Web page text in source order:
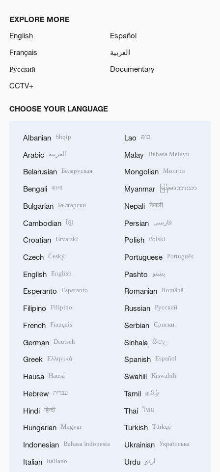
EXPLORE MORE
English
Español
Français
العربية
Русский
Documentary
CCTV+
CHOOSE YOUR LANGUAGE
Albanian Shqip
Arabic العربية
Belarusian Беларуская
Bengali বাংলা
Bulgarian Български
Cambodian ខ្មែរ
Croatian Hrvatski
Czech Český
English English
Esperanto Esperanto
Filipino Filipino
French Français
German Deutsch
Greek Ελληνικά
Hausa Hausa
Hebrew עברית
Hindi हिन्दी
Hungarian Magyar
Indonesian Bahasa Indonesia
Italian Italiano
Lao ລາວ
Malay Bahasa Melayu
Mongolian Монгол
Myanmar မြန်မာဘာသာ
Nepali नेपाली
Persian فارسی
Polish Polski
Portuguese Português
Pashto پښتو
Romanian Română
Russian Русский
Serbian Српски
Sinhala සිංහල
Spanish Español
Swahili Kiswahili
Tamil தமிழ்
Thai ไทย
Turkish Türkçe
Ukrainian Українська
Urdu اردو